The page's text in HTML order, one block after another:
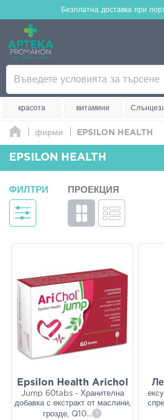
Безплатна доставка при
красота витамини
фирми EPSILON HEALTH
EPSILON HEALTH
ФИЛТРИ ПРОЕКЦИЯ
Epsilon Health Arichol
Jump 60tabs - Хранителна
добавка с екстракт от маслини,
грозде, Q10... i